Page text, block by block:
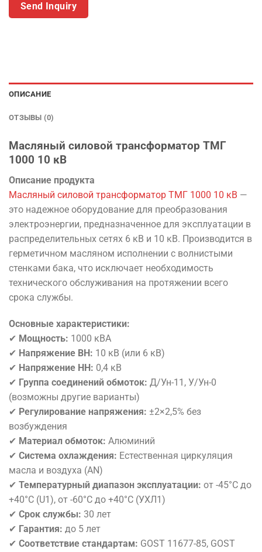
Send Inquiry
ОПИСАНИЕ
ОТЗЫВЫ (0)
Масляный силовой трансформатор ТМГ
1000 10 кВ
Описание продукта
Масляный силовой трансформатор ТМГ 1000 10 кВ —
это надежное оборудование для преобразования
электроэнергии, предназначенное для эксплуатации в
распределительных сетях 6 кВ и 10 кВ. Производится в
герметичном масляном исполнении с волнистыми
стенками бака, что исключает необходимость
технического обслуживания на протяжении всего
срока службы.
Основные характеристики:
✔ Мощность: 1000 кВА
✔ Напряжение ВН: 10 кВ (или 6 кВ)
✔ Напряжение НН: 0,4 кВ
✔ Группа соединений обмоток: Д/Ун-11, У/Ун-0
(возможны другие варианты)
✔ Регулирование напряжения: ±2×2,5% без
возбуждения
✔ Материал обмоток: Алюминий
✔ Система охлаждения: Естественная циркуляция
масла и воздуха (AN)
✔ Температурный диапазон эксплуатации: от -45°C до
+40°C (U1), от -60°C до +40°C (УХЛ1)
✔ Срок службы: 30 лет
✔ Гарантия: до 5 лет
✔ Соответствие стандартам: GOST 11677-85, GOST